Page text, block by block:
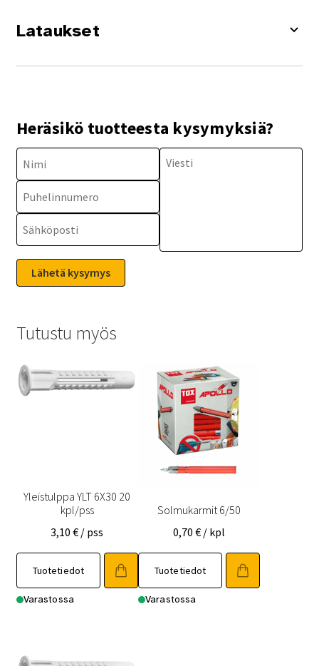
Lataukset
Heräsikö tuotteesta kysymyksiä?
Tutustu myös
Yleistulppa YLT 6X30 20
kpl/pss
3,10€ / pss
Tuotetiedot
Varastossa
Solmukarmit 6/50
0,70€ / kpl
Tuotetiedot
Varastossa